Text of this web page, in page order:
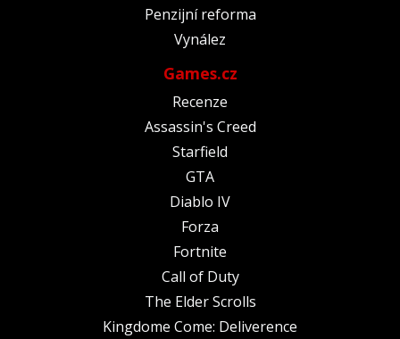
Penzijní reforma
Vynález
Games.cz
Recenze
Assassin's Creed
Starfield
GTA
Diablo IV
Forza
Fortnite
Call of Duty
The Elder Scrolls
Kingdome Come: Deliverence